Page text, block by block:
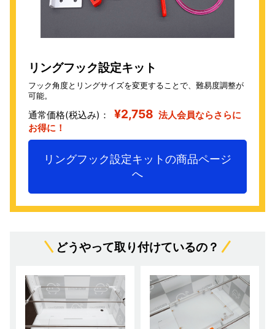
リングフック設定キット
フック角度とリングサイズを変更することで、難易度調整が
可能。
通常価格(税込み)： ¥2,758 法人会員ならさらに
お得に！
リングフック設定キットの商品ページ
へ
どうやって取り付けているの？